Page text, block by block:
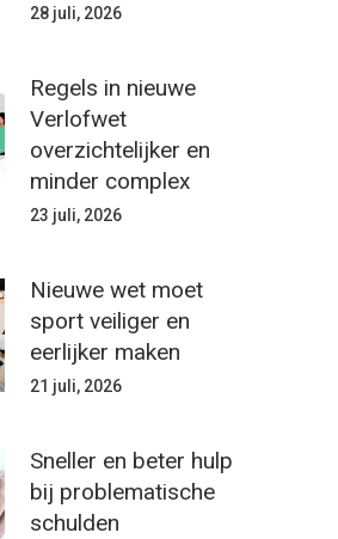
28 juli, 2026
Regels in nieuwe
Verlofwet
overzichtelijker en
minder complex
23 juli, 2026
Nieuwe wet moet
sport veiliger en
eerlijker maken
21 juli, 2026
Sneller en beter hulp
bij problematische
schulden